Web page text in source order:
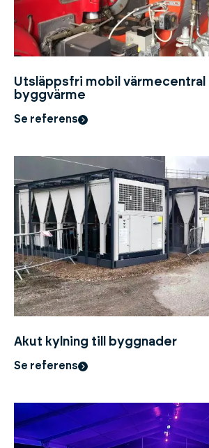
Utsläppsfri mobil värmecentral
byggvärme
Se referens
Akut kylning till byggnader
Se referens